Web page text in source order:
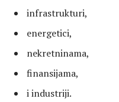
infrastrukturi,
energetici,
nekretninama,
finansijama,
i industriji.